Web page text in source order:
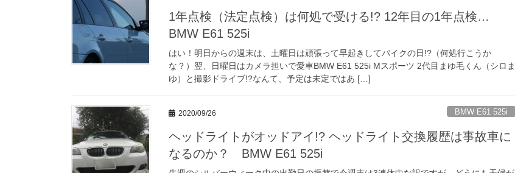
1年点検（法定点検）は何処で受ける!? 12年目の1年点検…
BMW E61 525i
はい！明日からの週末は、土曜日は頑張って早起きしてバイクの日!?（何処行こうか
な？）翌、日曜日はカメラ担いで愛車BMW E61 525i Mスポーツ 2代目まゆ毛くん（シロま
ゆ）と撮影ドライブ!?なんて、予定は未定ではあ […]
2020/09/26 BMW E61 525i
ヘッドライトがオッドアイ!? ヘッドライト交換履歴は事故車に
なるのか？ BMW E61 525i